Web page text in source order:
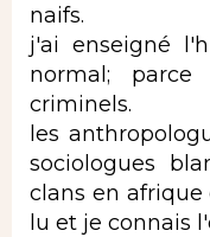
naifs.
j'ai enseigné
normal;
criminels.
les
sociologues
clans en afrique
lu et je connais